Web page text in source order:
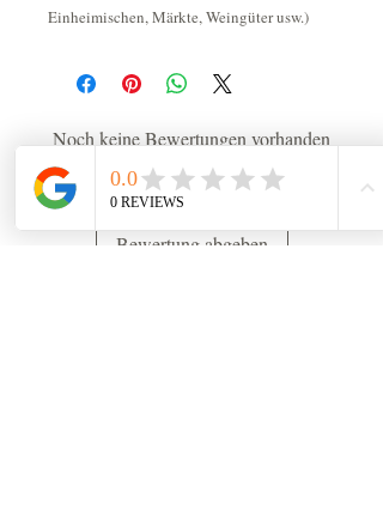
Einheimischen, Märkte, Weingüter usw.)
Noch keine Bewertungen vorhanden
Jetzt die erste Bewertung abgeben.
Bewertung abgeben